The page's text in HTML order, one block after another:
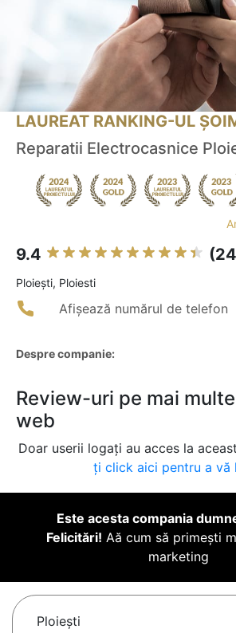
LAUREAT RANKING-UL
Reparatii Electrocasnice
9.4
Ploieşti, Ploiesti
Afișează numărul de telefon
Despre companie:
Review-uri pe mai
web
Doar userii logați au acces la
ți click aici pentru a vă
Este acesta compania
Felicitări! Aă cum să primești
marketing
Ploieşti